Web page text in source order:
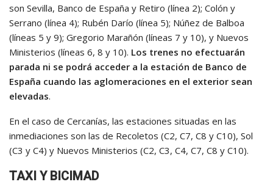
son Sevilla, Banco de España y Retiro (línea 2); Colón y
Serrano (línea 4); Rubén Darío (línea 5); Núñez de Balboa
(líneas 5 y 9); Gregorio Marañón (líneas 7 y 10), y Nuevos
Ministerios (líneas 6, 8 y 10). Los trenes no efectuarán
parada ni se podrá acceder a la estación de Banco de
España cuando las aglomeraciones en el exterior sean
elevadas.
En el caso de Cercanías, las estaciones situadas en las
inmediaciones son las de Recoletos (C2, C7, C8 y C10), Sol
(C3 y C4) y Nuevos Ministerios (C2, C3, C4, C7, C8 y C10).
TAXI Y BICIMAD